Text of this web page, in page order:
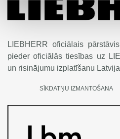
LIEBHERR oficiālais
pieder oficiālās tiesības uz
un risinājumu izplatīšanu
SĪKDATŅU IZMANTOŠANA